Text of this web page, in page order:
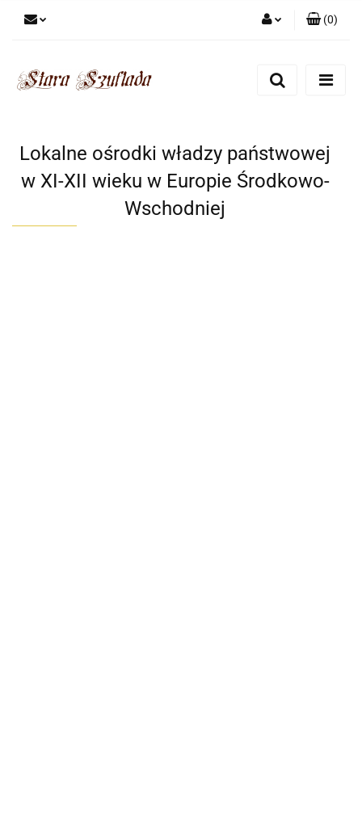
Zarejestruj się
(0)
Lokalne ośrodki władzy państwowej
w XI-XII wieku w Europie Środkowo-
Wschodniej